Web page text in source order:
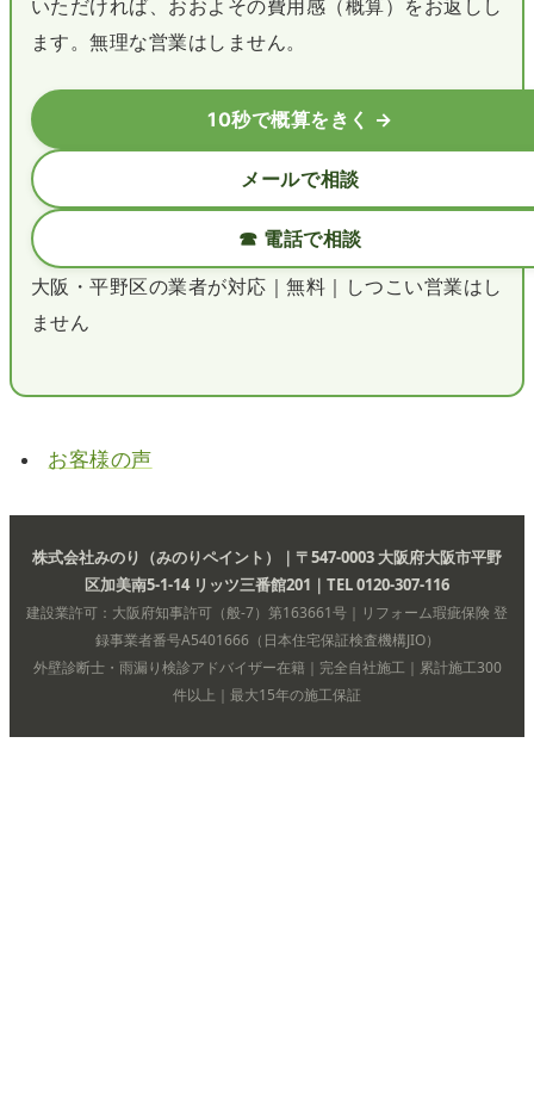
いただければ、おおよその費用感（概算）をお返しし
ます。無理な営業はしません。
10秒で概算をきく →
メールで相談
☎ 電話で相談
大阪・平野区の業者が対応｜無料｜しつこい営業はし
ません
お客様の声
株式会社みのり（みのりペイント）｜〒547-0003 大阪府大阪市平野
区加美南5-1-14 リッツ三番館201｜TEL 0120-307-116
建設業許可：大阪府知事許可（般-7）第163661号｜リフォーム瑕疵保険 登
録事業者番号A5401666（日本住宅保証検査機構JIO）
外壁診断士・雨漏り検診アドバイザー在籍｜完全自社施工｜累計施工300
件以上｜最大15年の施工保証